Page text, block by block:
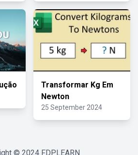
Transformar Kg Em
Newton
25 September 2024
© 2024 FDPLEARN